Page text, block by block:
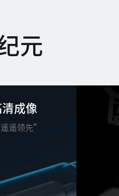
元
成像
遥领先”